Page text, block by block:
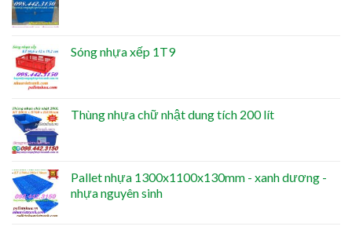
Sóng nhựa xếp 1T9
Thùng nhựa chữ nhật dung tích 200 lít
Pallet nhựa 1300x1100x130mm - xanh dương -
nhựa nguyên sinh